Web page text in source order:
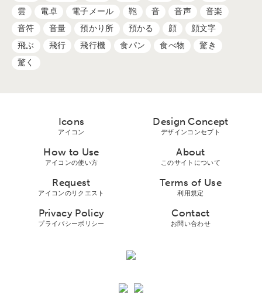
雲
電卓 電子メール 鞄 音 音声
音楽
音符
音量 預かり所 預かる 顔
顔文字
飛ぶ
飛行 飛行機 食パン 食べ物
驚き
驚く
Icons
アイコン
Design Concept
デザインコンセプト
How to Use
アイコンの使い方
About
このサイトについて
Request
アイコンのリクエスト
Terms of Use
利用規定
Privacy Policy
プライバシーボリシー
Contact
お問い合わせ